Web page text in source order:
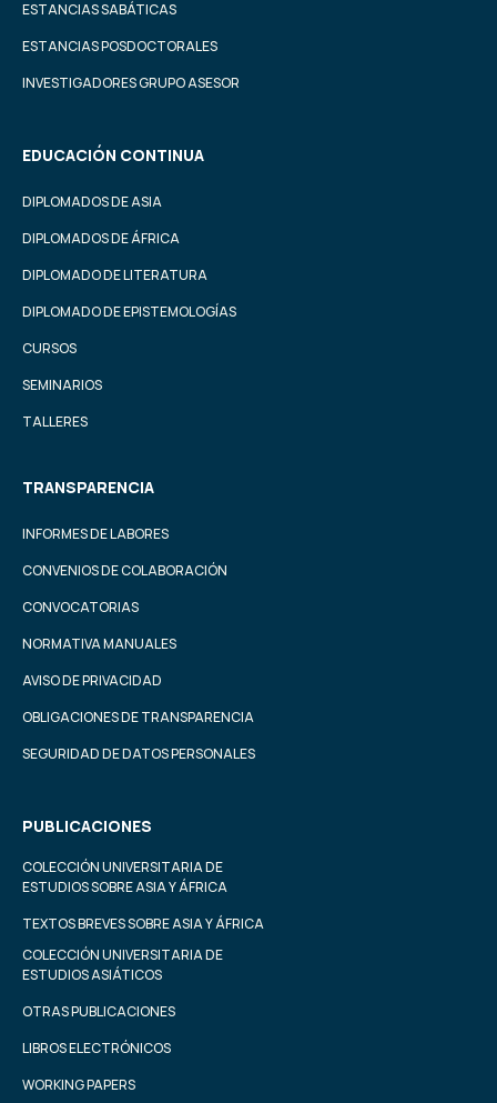
ESTANCIAS SABÁTICAS
ESTANCIAS POSDOCTORALES
INVESTIGADORES GRUPO ASESOR
EDUCACIÓN CONTINUA
DIPLOMADOS DE ASIA
DIPLOMADOS DE ÁFRICA
DIPLOMADO DE LITERATURA
DIPLOMADO DE EPISTEMOLOGÍAS
CURSOS
SEMINARIOS
TALLERES
TRANSPARENCIA
INFORMES DE LABORES
CONVENIOS DE COLABORACIÓN
CONVOCATORIAS
NORMATIVA MANUALES
AVISO DE PRIVACIDAD
OBLIGACIONES DE TRANSPARENCIA
SEGURIDAD DE DATOS PERSONALES
PUBLICACIONES
COLECCIÓN UNIVERSITARIA DE
ESTUDIOS SOBRE ASIA Y ÁFRICA
TEXTOS BREVES SOBRE ASIA Y ÁFRICA
COLECCIÓN UNIVERSITARIA DE
ESTUDIOS ASIÁTICOS
OTRAS PUBLICACIONES
LIBROS ELECTRÓNICOS
WORKING PAPERS